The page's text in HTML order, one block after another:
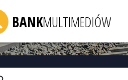
BANKMULTIMEDIÓW